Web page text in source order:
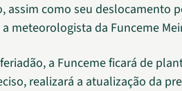
assim como seu deslocamento
a meteorologista da Funceme
a Funceme ficará de
realizará a atualização da